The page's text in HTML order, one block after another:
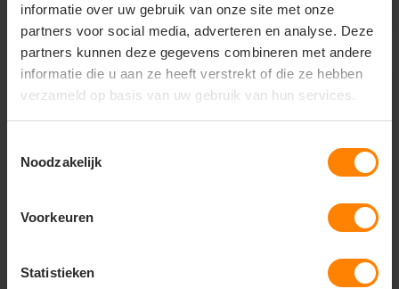
informatie over uw gebruik van onze site met onze
partners voor social media, adverteren en analyse. Deze
partners kunnen deze gegevens combineren met andere
informatie die u aan ze heeft verstrekt of die ze hebben
verzameld op basis van uw gebruik van hun services.
Noodzakelijk
Voorkeuren
Statistieken
PERSONALISEER PERSONALISEER
Stretch Premium Polo Seattle Ladies polo met